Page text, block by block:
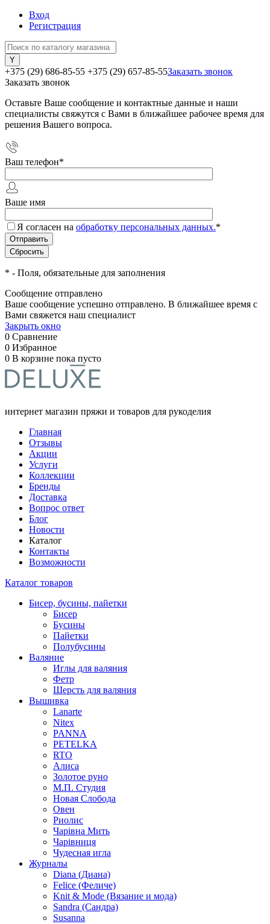
Вход
Регистрация
+375 (29) 686-85-55 +375 (29) 657-85-55Заказать звонок
Заказать звонок
Оставьте Ваше сообщение и контактные данные и наши
специалисты свяжутся с Вами в ближайшее рабочее время для
решения Вашего вопроса.
Ваш телефон*
Ваше имя
Я согласен на обработку персональных данных.*
* - Поля, обязательные для заполнения
Сообщение отправлено
Ваше сообщение успешно отправлено. В ближайшее время с
Вами свяжется наш специалист
Закрыть окно
0 Сравнение
0 Избранное
0 В корзине пока пусто
интернет магазин пряжи и товаров для рукоделия
Главная
Отзывы
Акции
Услуги
Коллекции
Бренды
Доставка
Вопрос ответ
Блог
Новости
Каталог
Контакты
Возможности
Каталог товаров
Бисер, бусины, пайетки
Бисер
Бусины
Пайетки
Полубусины
Валяние
Иглы для валяния
Фетр
Шерсть для валяния
Вышивка
Lanarte
Nitex
PANNA
PETELKA
RTO
Алиса
Золотое руно
М.П. Студия
Новая Слобода
Овен
Риолис
Чарівна Мить
Чарівниця
Чудесная игла
Журналы
Diana (Диана)
Felice (Феличе)
Knit & Mode (Вязание и мода)
Sandra (Сандра)
Susanna